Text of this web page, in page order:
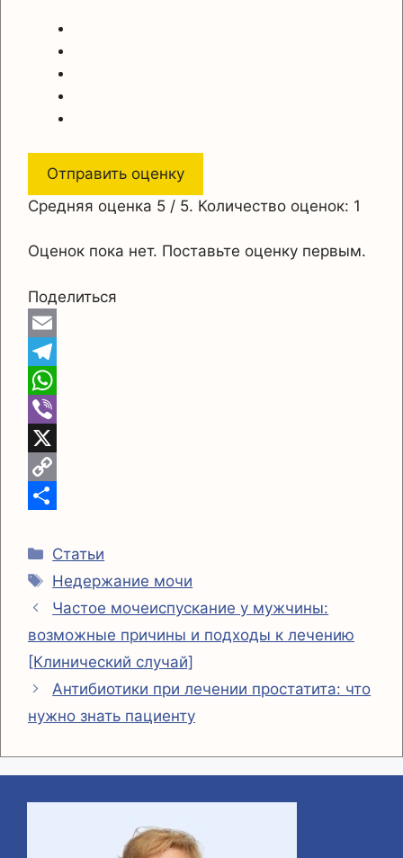
Отправить оценку
Средняя оценка 5 / 5. Количество оценок: 1
Оценок пока нет. Поставьте оценку первым.
Поделиться
E
m
a
T
e
e
g
a
m
W
h
a
A
p
p
V
b
r
X
C
p
y
L
i
n
k
т
п
р
а
в
и
т
ь
Рубрики
Статьи
Метки
Недержание мочи
Частое мочеиспускание у мужчины:
возможные причины и подходы к лечению
[Клинический случай]
Антибиотики при лечении простатита: что
нужно знать пациенту